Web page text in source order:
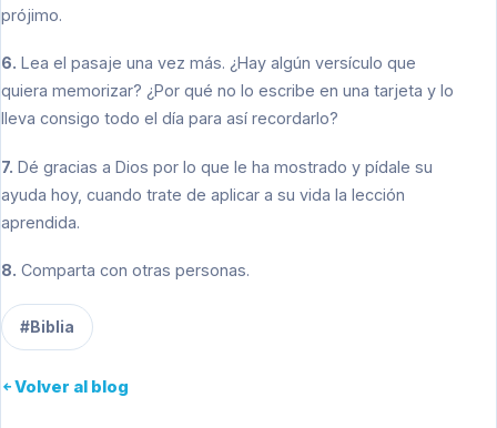
prójimo.
6. Lea el pasaje una vez más. ¿Hay algún versículo que
quiera memorizar? ¿Por qué no lo escribe en una tarjeta y lo
lleva consigo todo el día para así recordarlo?
7. Dé gracias a Dios por lo que le ha mostrado y pídale su
ayuda hoy, cuando trate de aplicar a su vida la lección
aprendida.
8. Comparta con otras personas.
#Biblia
Volver al blog